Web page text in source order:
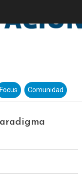
Focus Comunidad